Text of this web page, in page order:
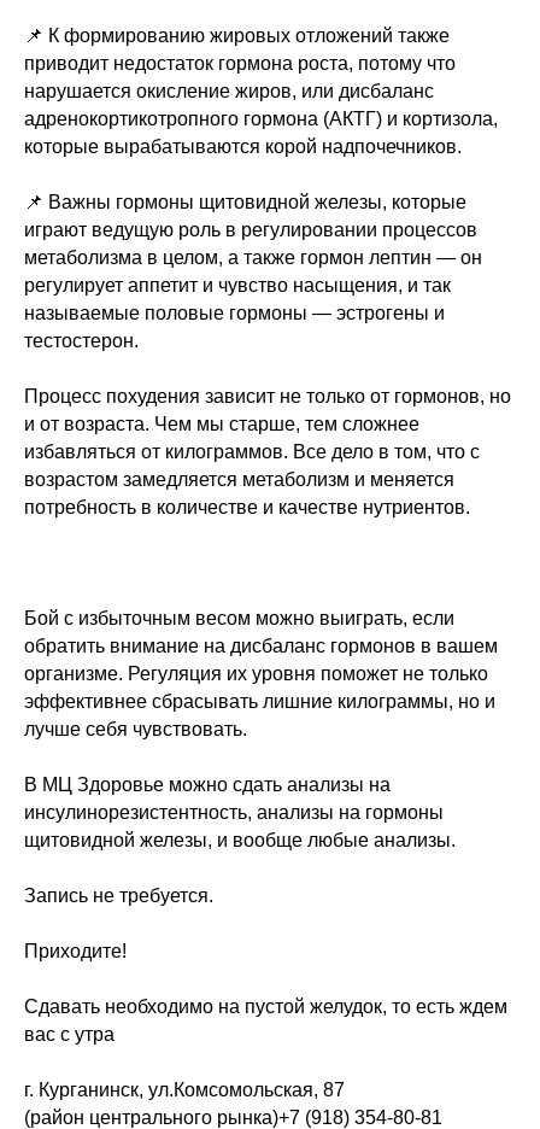
📌 К формированию жировых отложений также
приводит недостаток гормона роста, потому что
нарушается окисление жиров, или дисбаланс
адренокортикотропного гормона (АКТГ) и кортизола,
которые вырабатываются корой надпочечников.
📌 Важны гормоны щитовидной железы, которые
играют ведущую роль в регулировании процессов
метаболизма в целом, а также гормон лептин — он
регулирует аппетит и чувство насыщения, и так
называемые половые гормоны — эстрогены и
тестостерон.
Процесс похудения зависит не только от гормонов, но
и от возраста. Чем мы старше, тем сложнее
избавляться от килограммов. Все дело в том, что с
возрастом замедляется метаболизм и меняется
потребность в количестве и качестве нутриентов.
Бой с избыточным весом можно выиграть, если
обратить внимание на дисбаланс гормонов в вашем
организме. Регуляция их уровня поможет не только
эффективнее сбрасывать лишние килограммы, но и
лучше себя чувствовать.
В МЦ Здоровье можно сдать анализы на
инсулинорезистентность, анализы на гормоны
щитовидной железы, и вообще любые анализы.
Запись не требуется.
Приходите!
Сдавать необходимо на пустой желудок, то есть ждем
вас с утра
г. Курганинск, ул.Комсомольская, 87
(район центрального рынка)+7 (918) 354-80-81